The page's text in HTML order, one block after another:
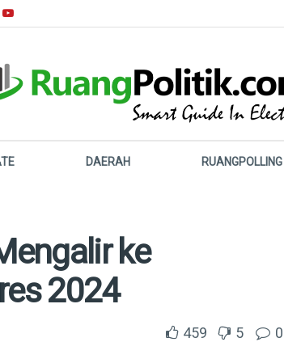
DAERAH RUANGPOLLING
ke
2024
459 5 0